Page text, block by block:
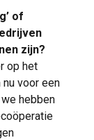
of
zijn?
op het
voor een
hebben